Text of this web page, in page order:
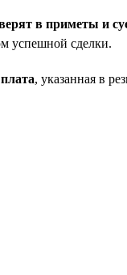
в приметы и
успешной сделки.
, указанная в